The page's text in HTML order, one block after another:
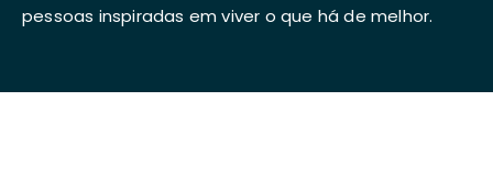
pessoas inspiradas em viver o que há de melhor.